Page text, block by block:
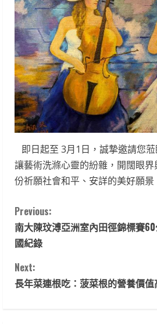
即日起至 3月1日，誠摯邀請您
讓藝術洗滌心靈的紛雜，開闊眼
份祈願社會和平、安詳的美好願景
C
o
n
t
Previous:
南大陳玟溥亞洲室內田徑錦標賽
國紀錄
Next:
長年菜連根吃：菠菜根的營養價值